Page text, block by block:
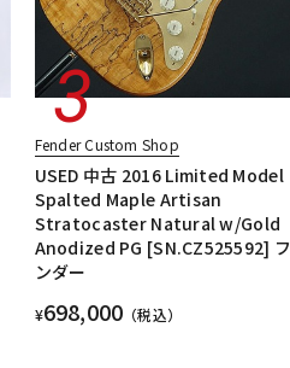
Fender Custom Shop
USED 中古 2016 Limited Model
Spalted Maple Artisan
Stratocaster Natural w/Gold
Anodized PG [SN.CZ525592]
ンダー
¥698,000 （税込）